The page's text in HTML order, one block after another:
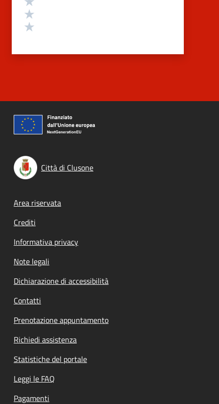
Città di Clusone
Footer menu
Area riservata
Crediti
Informativa privacy
Note legali
Dichiarazione di accessibilità
Contatti
Prenotazione appuntamento
Richiedi assistenza
Statistiche del portale
Leggi le FAQ
Pagamenti